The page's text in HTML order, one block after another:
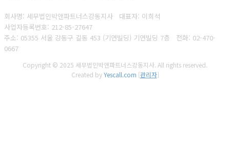
회사명: 세무법인박앤파트너스강동지사 대표자: 이희석
사업자등록번호: 212-85-27647
주소: 05355 서울 강동구 길동 453 (기연빌딩) 기연빌딩 7층 전화: 02-470-
0667
Copyright © 2025 세무법인박앤파트너스강동지사. All rights reserved.
Created byYescall.com [관리자]